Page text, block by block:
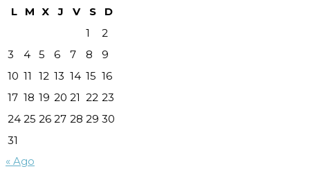
L
M X J V S
D
1
2
3
4 5 6 7 8
9
10 11 12 13 14 15 16
17 18 19 20 21 22 23
24 25 26 27 28 29 30
31
« Ago